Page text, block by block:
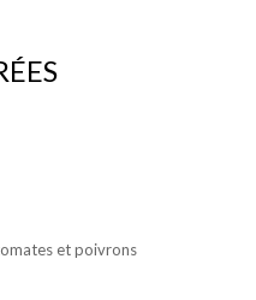
et poivrons